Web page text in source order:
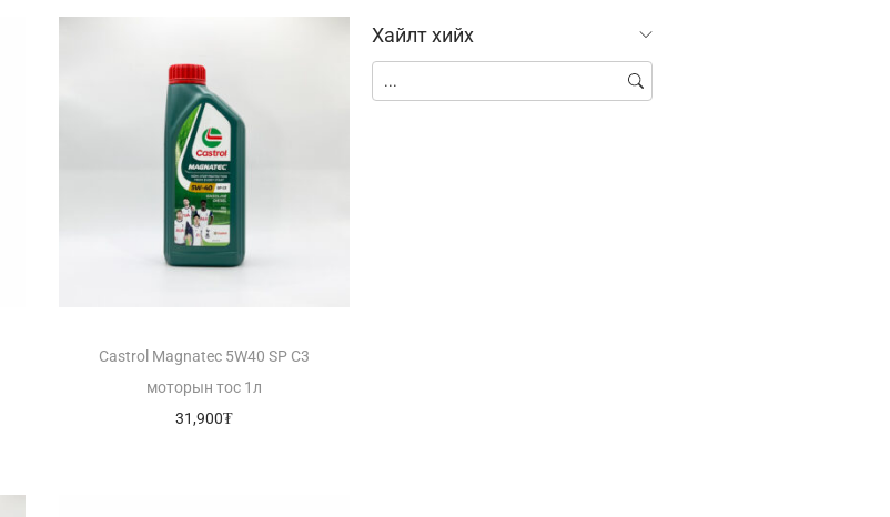
Castrol Magnatec 5W40 SP C3
моторын тос 1л
31,900₮
Хайлт хийх